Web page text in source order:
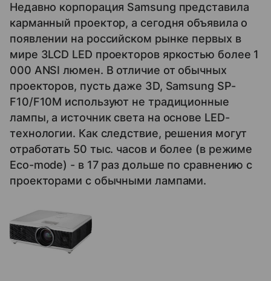
Недавно корпорация Samsung представила
карманный проектор, а сегодня объявила о
появлении на российском рынке первых в
мире 3LCD LED проекторов яркостью более 1
000 ANSI люмен. В отличие от обычных
проекторов, пусть даже 3D, Samsung SP-
F10/F10M используют не традиционные
лампы, а источник света на основе LED-
технологии. Как следствие, решения могут
отработать 50 тыс. часов и более (в режиме
Eco-mode) - в 17 раз дольше по сравнению с
проекторами с обычными лампами.